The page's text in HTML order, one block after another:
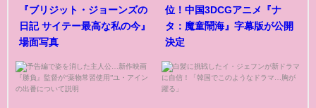
『ブリジット・ジョーンズの
日記 サイテー最高な私の今』
場面写真
位！中国3DCGアニメ『ナ
タ：魔童鬧海』字幕版が公開
決定